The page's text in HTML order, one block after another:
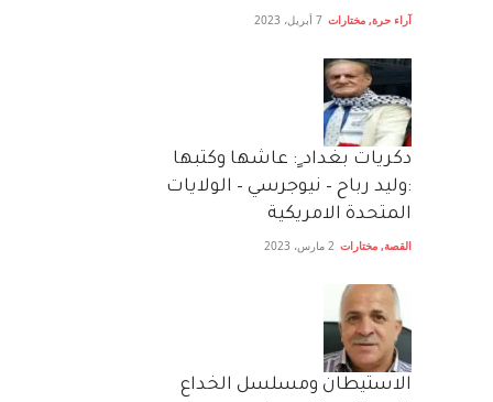
آراء حرة, مختارات 7 أبريل، 2023
دكريات بغداد ٍ: عاشها وكتبها
:وليد رباح – نيوجرسي – الولايات
المتحدة الامريكية
القصة, مختارات 2 مارس، 2023
الاستيطان ومسلسل الخداع